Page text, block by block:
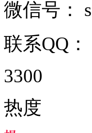
微信号：
联系QQ：
3300
热度